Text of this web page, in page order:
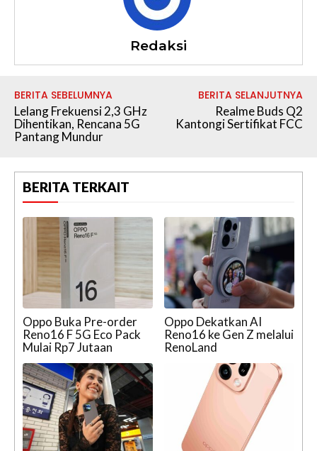
Redaksi
BERITA SEBELUMNYA
Lelang Frekuensi 2,3 GHz
Dihentikan, Rencana 5G
Pantang Mundur
BERITA SELANJUTNYA
Realme Buds Q2
Kantongi Sertifikat FCC
BERITA TERKAIT
Oppo Buka Pre-order
Reno16 F 5G Eco Pack
Mulai Rp7 Jutaan
Oppo Dekatkan AI
Reno16 ke Gen Z melalui
RenoLand